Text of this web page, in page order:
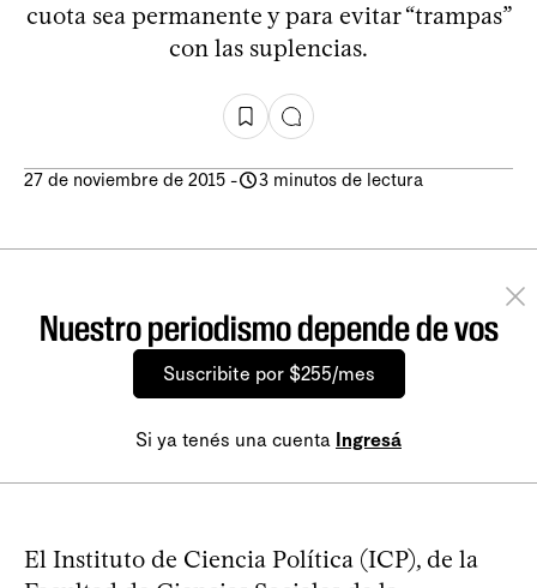
cuota sea permanente y para evitar “trampas”
con las suplencias.
27 de noviembre de 2015 - 3 minutos de lectura
Nuestro periodismo depende de vos
Suscribite por $255/mes
Si ya tenés una cuenta Ingresá
El Instituto de Ciencia Política (ICP), de la